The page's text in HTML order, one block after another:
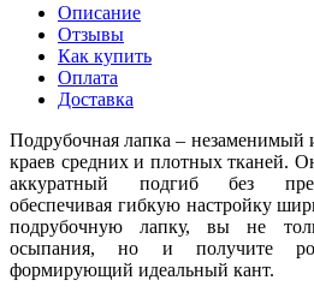
Описание
Отзывы
Как купить
Оплата
Доставка
Подрубочная лапка – незаменимый
краев средних и плотных тканей.
аккуратный подгиб без
обеспечивая гибкую настройку
подрубочную лапку, вы не
осыпания, но и получите
формирующий идеальный кант.